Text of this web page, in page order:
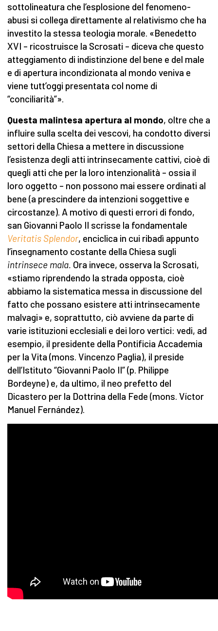
sottolineatura che l’esplosione del fenomeno-
abusi si collega direttamente al relativismo che ha
investito la stessa teologia morale. «Benedetto
XVI – ricostruisce la Scrosati – diceva che questo
atteggiamento di indistinzione del bene e del male
e di apertura incondizionata al mondo veniva e
viene tutt’oggi presentata col nome di
“conciliarità”».
Questa malintesa apertura al mondo, oltre che a
influire sulla scelta dei vescovi, ha condotto diversi
settori della Chiesa a mettere in discussione
l’esistenza degli atti intrinsecamente cattivi, cioè di
quegli atti che per la loro intenzionalità – ossia il
loro oggetto – non possono mai essere ordinati al
bene (a prescindere da intenzioni soggettive e
circostanze). A motivo di questi errori di fondo,
san Giovanni Paolo II scrisse la fondamentale
Veritatis Splendor, enciclica in cui ribadì appunto
l’insegnamento costante della Chiesa sugli
intrinsece mala. Ora invece, osserva la Scrosati,
«stiamo riprendendo la strada opposta, cioè
abbiamo la sistematica messa in discussione del
fatto che possano esistere atti intrinsecamente
malvagi» e, soprattutto, ciò avviene da parte di
varie istituzioni ecclesiali e dei loro vertici: vedi, ad
esempio, il presidente della Pontificia Accademia
per la Vita (mons. Vincenzo Paglia), il preside
dell’Istituto “Giovanni Paolo II” (p. Philippe
Bordeyne) e, da ultimo, il neo prefetto del
Dicastero per la Dottrina della Fede (mons. Víctor
Manuel Fernández).